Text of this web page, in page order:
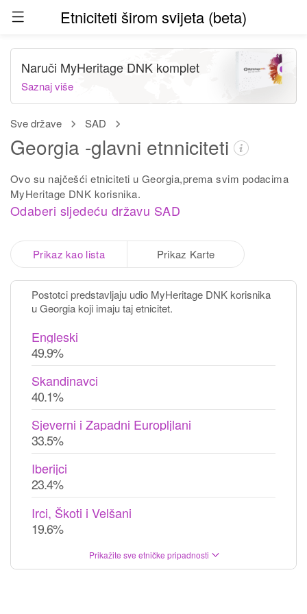
Etniciteti širom svijeta (beta)
Sve države SAD
Georgia -glavni etnniciteti
Ovo su najčešći etniciteti u Georgia,prema svim podacima
MyHeritage DNK korisnika.
Odaberi sljedeću državu SAD
Naruči MyHeritage DNK komplet
Saznaj više
Prikaz kao lista Prikaz Karte
Postotci predstavljaju udio MyHeritage DNK korisnika
u Georgia koji imaju taj etnicitet.
Engleski
49.9%
Skandinavci
40.1%
Sjeverni i Zapadni Europljlani
33.5%
Iberijci
23.4%
Irci, Škoti i Velšani
19.6%
Prikažite sve etničke pripadnosti